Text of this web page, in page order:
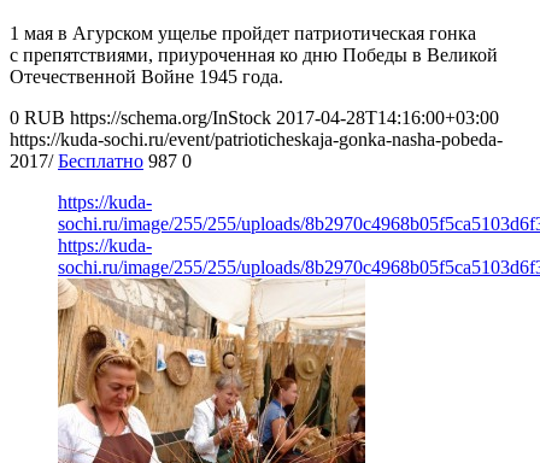
1 мая в Агурском ущелье пройдет патриотическая гонка
с препятствиями, приуроченная ко дню Победы в Великой
Отечественной Войне 1945 года.
0 RUB https://schema.org/InStock 2017-04-28T14:16:00+03:00
https://kuda-sochi.ru/event/patrioticheskaja-gonka-nasha-pobeda-
2017/ Бесплатно 987 0
https://kuda-
sochi.ru/image/255/255/uploads/
https://kuda-
sochi.ru/image/255/255/uploads/